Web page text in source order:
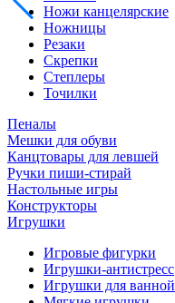
Ножи канцелярские
Ножницы
Резаки
Скрепки
Степлеры
Точилки
Пеналы
Мешки для обуви
Канцтовары для левшей
Ручки пиши-стирай
Настольные игры
Конструкторы
Игрушки
Игровые фигурки
Игрушки-антистресс
Игрушки для ванной